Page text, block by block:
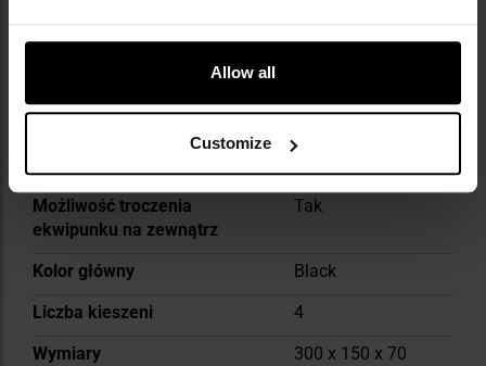
Allow all
Customize
Dedykowana kieszeń na
Nie
Możliwość troczenia
ekwipunku na zewnątrz
Tak
Kolor główny
Black
Liczba kieszeni
4
Wymiary
300 x 150 x 70